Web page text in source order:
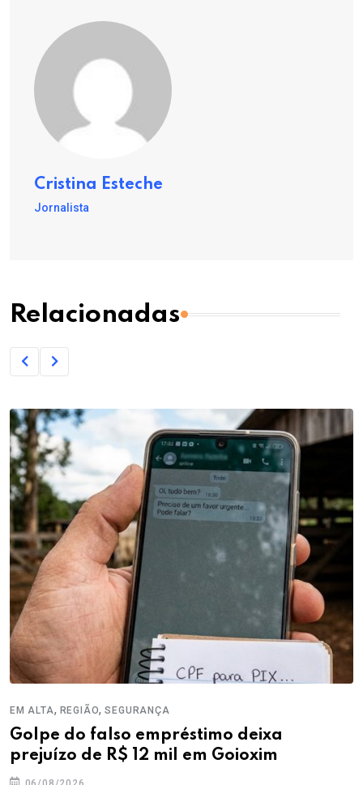
Cristina Esteche
Jornalista
Relacionadas
EM ALTA, REGIÃO,SEGURANÇA
Golpe do falso empréstimo deixa
prejuízo de R$ 12 mil em Goioxim